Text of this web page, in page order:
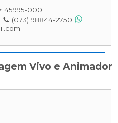
45995-000
(073) 98844-2750
Vivo e Animador